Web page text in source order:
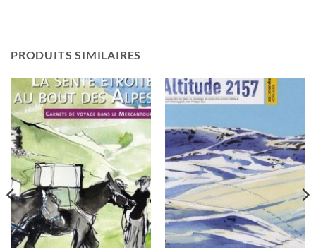
PRODUITS SIMILAIRES